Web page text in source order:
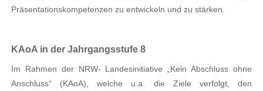
Präsentationskompetenzen zu entwickeln und zu stärken.
KAoA in der Jahrgangsstufe 8
Im Rahmen der NRW- Landesinitiative „Kein Abschluss ohne
Anschluss“ (KAoA), welche u.a. die Ziele verfolgt, den